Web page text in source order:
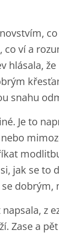
co ví a
hlásala,
snahu
Je to
jak se to
dobrým,
z
Zase a